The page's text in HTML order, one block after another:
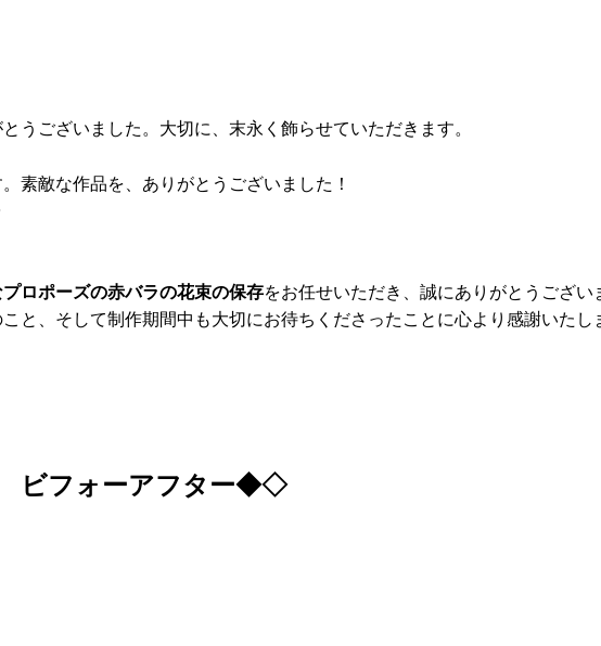
うございました。大切に、末永く飾らせていただきます。
素敵な作品を、ありがとうございました！
プロポーズの赤バラの花束の保存をお任せいただき、誠にありがとうござい
と、そして制作期間中も大切にお待ちくださったことに心より感謝いた
ビフォーアフター◆◇